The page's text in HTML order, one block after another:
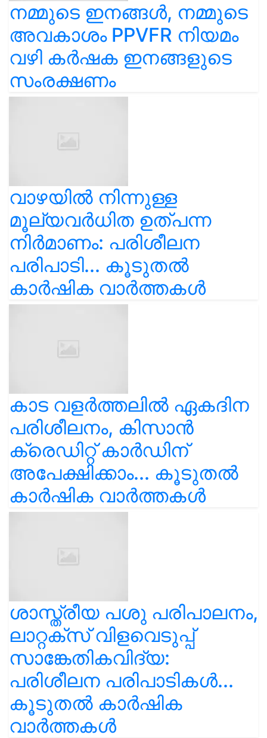
നമ്മുടെ ഇനങ്ങൾ, നമ്മുടെ
അവകാശം PPVFR നിയമം
വഴി കർഷക ഇനങ്ങളുടെ
സംരക്ഷണം
വാഴയിൽ നിന്നുള്ള
മൂല്യവർധിത ഉത്പന്ന
നിർമാണം: പരിശീലന
പരിപാടി... കൂടുതൽ
കാർഷിക വാർത്തകൾ
കാട വളര്‍ത്തലിൽ ഏകദിന
പരിശീലനം, കിസാൻ
ക്രെഡിറ്റ് കാർഡിന്
അപേക്ഷിക്കാം... കൂടുതൽ
കാർഷിക വാർത്തകൾ
ശാസ്ത്രീയ പശു പരിപാലനം,
ലാറ്റക്സ് വിളവെടുപ്പ്
സാങ്കേതികവിദ്യ:
പരിശീലന പരിപാടികൾ...
കൂടുതൽ കാർഷിക
വാർത്തകൾ